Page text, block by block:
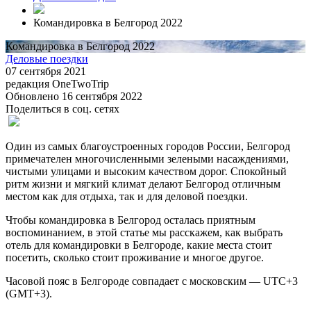
Командировка в Белгород 2022
Командировка в Белгород 2022
Деловые поездки
07 сентября 2021
редакция OneTwoTrip
Обновлено 16 сентября 2022
Поделиться в соц. сетях
Один из самых благоустроенных городов России, Белгород
примечателен многочисленными зелеными насаждениями,
чистыми улицами и высоким качеством дорог. Спокойный
ритм жизни и мягкий климат делают Белгород отличным
местом как для отдыха, так и для деловой поездки.
Чтобы командировка в Белгород осталась приятным
воспоминанием, в этой статье мы расскажем, как выбрать
отель для командировки в Белгороде, какие места стоит
посетить, сколько стоит проживание и многое другое.
Часовой пояс в Белгороде совпадает с московским — UTC+3
(GMT+3).